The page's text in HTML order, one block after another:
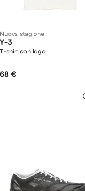
Nuova stagione
Y-3
T-shirt con logo
68 €